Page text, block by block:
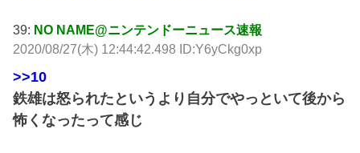
39: NO NAME@ニンテンドーニュース速報
2020/08/27(木) 12:44:42.498 ID:Y6yCkg0xp
>>10
鉄雄は怒られたというより自分でやっといて後から
怖くなったって感じ